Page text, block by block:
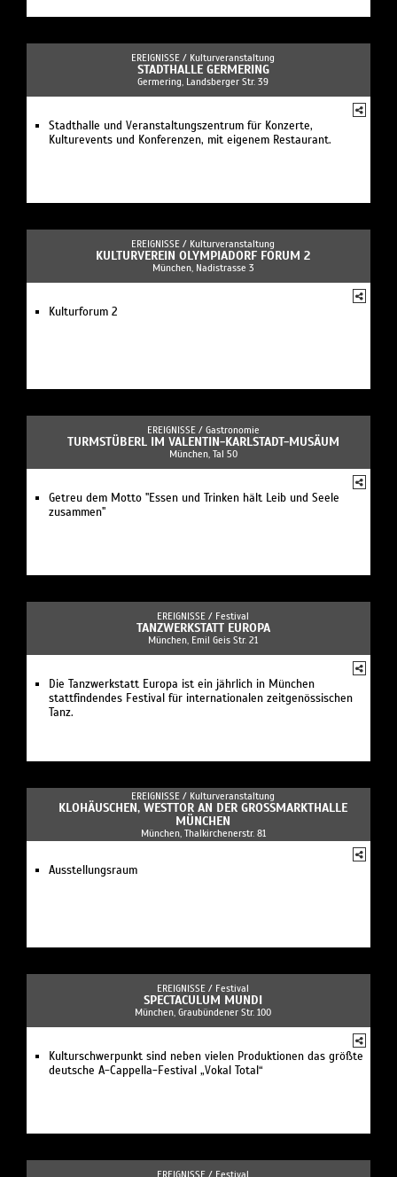
EREIGNISSE / Kulturveranstaltung
STADTHALLE GERMERING
Germering, Landsberger Str. 39
Stadthalle und Veranstaltungszentrum für Konzerte,
Kulturevents und Konferenzen, mit eigenem Restaurant.
EREIGNISSE / Kulturveranstaltung
KULTURVEREIN OLYMPIADORF FORUM 2
München, Nadistrasse 3
Kulturforum 2
EREIGNISSE / Gastronomie
TURMSTÜBERL IM VALENTIN-KARLSTADT-MUSÄUM
München, Tal 50
Getreu dem Motto "Essen und Trinken hält Leib und Seele
zusammen"
EREIGNISSE / Festival
TANZWERKSTATT EUROPA
München, Emil Geis Str. 21
Die Tanzwerkstatt Europa ist ein jährlich in München
stattfindendes Festival für internationalen zeitgenössischen
Tanz.
EREIGNISSE / Kulturveranstaltung
KLOHÄUSCHEN, WESTTOR AN DER GROSSMARKTHALLE M
ÜNCHEN
München, Thalkirchenerstr. 81
Ausstellungsraum
EREIGNISSE / Festival
SPECTACULUM MUNDI
München, Graubündener Str. 100
Kulturschwerpunkt sind neben vielen Produktionen das größte
deutsche A-Cappella-Festival „Vokal Total“
EREIGNISSE / Festival